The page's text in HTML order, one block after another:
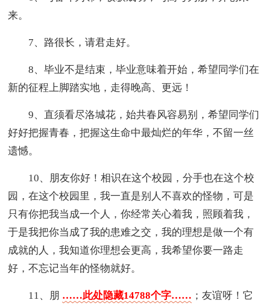
来。
7、路很长，请君走好。
8、毕业不是结束，毕业意味着开始，希望同学们在
新的征程上脚踏实地，走得晚高、更远！
9、直须看尽洛城花，始共春风容易别，希望同学们
好好把握青春，把握这生命中最灿烂的年华，不留一丝
遗憾。
10、朋友你好！相识在这个校园，分手也在这个校
园，在这个校园里，我一直是别人不喜欢的怪物，可是
只有你把我当成一个人，你经常关心着我，照顾着我，
于是我把你当成了我的患难之交，我的理想是做一个有
成就的人，我知道你理想会更高，我希望你要一路走
好，不忘记当年的怪物就好。
11、朋 ……此处隐藏14788个字…… ；友谊呀！它